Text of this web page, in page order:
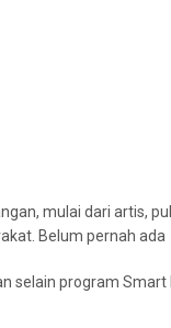
mulai dari artis,
Belum pernah ada
selain program Smart